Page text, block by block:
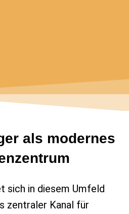
als modernes
sich in diesem Umfeld
zentraler Kanal für